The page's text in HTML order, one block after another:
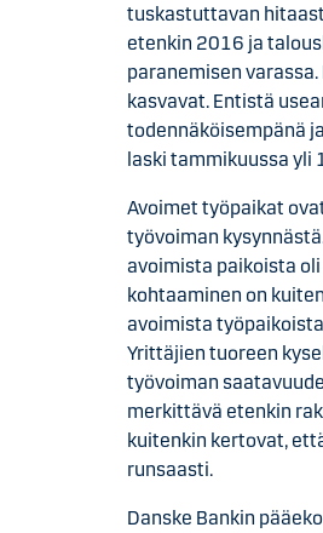
tuskastuttavan
etenkin 2016 ja
paranemisen
kasvavat. Entistä
todennäköisempänä
laski tammikuussa yli
Avoimet työpaikat
työvoiman
avoimista paikoista
kohtaaminen on
avoimista
Yrittäjien tuoreen
työvoiman
merkittävä etenkin
kuitenkin kertovat,
runsaasti.
Danske Bankin